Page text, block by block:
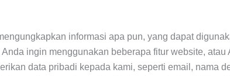
informasi apa pun, yang dapat
ingin menggunakan beberapa fitur website,
data pribadi kepada kami, seperti email, nama